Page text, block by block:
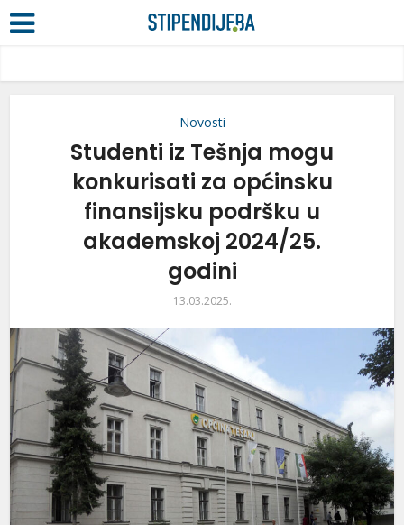
Novosti
Studenti iz Tešnja mogu
konkurisati za općinsku
finansijsku podršku u
akademskoj 2024/25.
godini
13.03.2025.